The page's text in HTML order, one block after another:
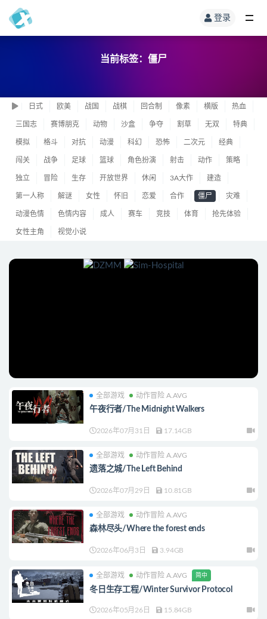
登录
当前标签：僵尸
日式 欧美 战国 战棋 回合制 像素 横版 热血
三国志 赛博朋克 动物 沙盒 争夺 割草 无双 特典
模拟 格斗 对抗 动漫 科幻 恐怖 二次元 经典
闯关 战争 足球 篮球 角色扮演 射击 动作 策略
独立 冒险 生存 开放世界 休闲 3A大作 建造
第一人称 解谜 女性 怀旧 恋爱 合作 僵尸 灾难
动漫色情 色情内容 成人 赛车 竞技 体育 抢先体验
女性主角 视觉小说
全部游戏 动作冒险 A.AVG
午夜行者/The Midnight Walkers
2026年07月31日 17.14GB
全部游戏 动作冒险 A.AVG
遗落之城/The Left Behind
2026年07月29日 10.81GB
全部游戏 动作冒险 A.AVG
森林尽头/Where the forest ends
2026年06月3日 3.94GB
全部游戏 动作冒险 A.AVG 简中
冬日生存工程/Winter Survivor Protocol
2026年05月26日 15.84GB